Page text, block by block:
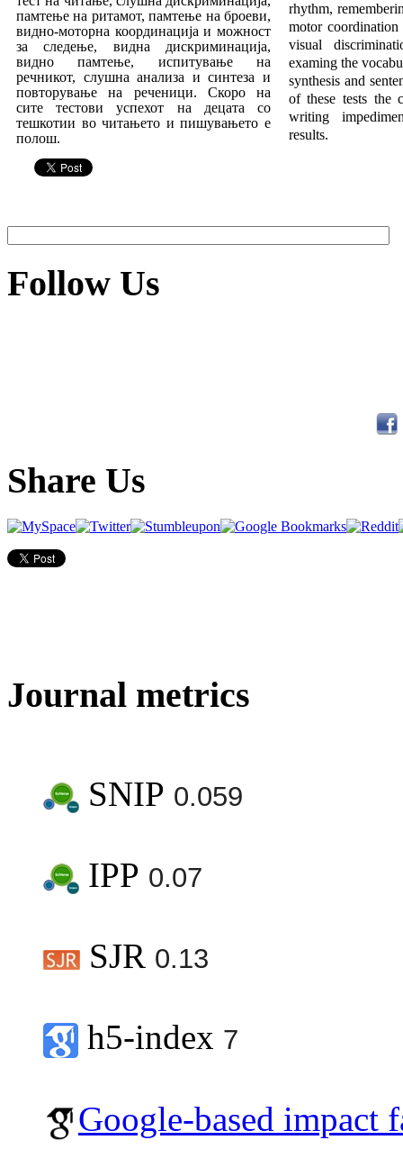
пам­те­ње на ритамот, памтење на броеви,
видно-мо­торна координација и можност
за следење, видна дискриминација,
видно памтење, испи­ту­вање на
речникот, слушна анализа и синтеза и
повторување на реченици. Скоро на
сите тес­то­ви успехот на децата со
тешкотии во чита­ње­то и пишувањето е
полош.
rhythm,
motor
vis­ual
examing the
synthesis and
of these tests the
writing
results.
Follow Us
Share Us
Journal metrics
SNIP 0.059
IPP 0.07
SJR 0.13
h5-index 7
Google-based impact